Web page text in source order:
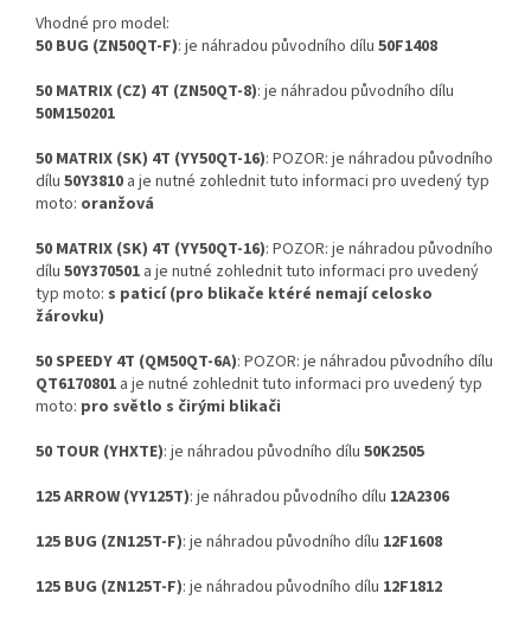
Vhodné pro model:
50 BUG (ZN50QT-F): je náhradou původního dílu 50F1408
50 MATRIX (CZ) 4T (ZN50QT-8): je náhradou původního dílu
50M150201
50 MATRIX (SK) 4T (YY50QT-16): POZOR: je náhradou původního
dílu 50Y3810 a je nutné zohlednit tuto informaci pro uvedený typ
moto: oranžová
50 MATRIX (SK) 4T (YY50QT-16): POZOR: je náhradou původního
dílu 50Y370501 a je nutné zohlednit tuto informaci pro uvedený
typ moto: s paticí (pro blikače ktéré nemají celosko
žárovku)
50 SPEEDY 4T (QM50QT-6A): POZOR: je náhradou původního dílu
QT6170801 a je nutné zohlednit tuto informaci pro uvedený typ
moto: pro světlo s čirými blikači
50 TOUR (YHXTE): je náhradou původního dílu 50K2505
125 ARROW (YY125T): je náhradou původního dílu 12A2306
125 BUG (ZN125T-F): je náhradou původního dílu 12F1608
125 BUG (ZN125T-F): je náhradou původního dílu 12F1812